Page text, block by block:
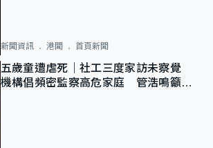
新聞資訊 港聞 首頁新聞
五歲童遭虐死｜社工三度家訪未察覺
機構倡頻密監察高危家庭 管浩鳴籲加